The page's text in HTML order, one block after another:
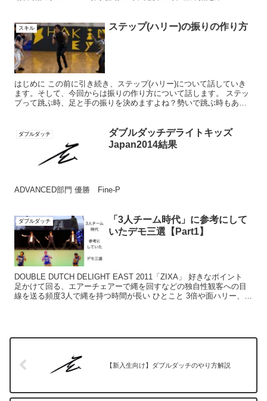
スキル ステップ(ハリー)の振りの作り方
はじめに この前に引き続き、ステップ(ハリー)について話していき
ます。そして、今回からは振りの作り方について話します。 ステッ
プって跳ぶ時、足と手の振りを決めますよね？勢いで跳ぶ時もあり
ダブルダッチ
ダブルダッチデライトキッズ
Japan2014結果
ADVANCED部門 優勝 Fine-P
ダブルダッチ
「3人チーム時代」に参考にして
いたデモ三選【Part1】
DOUBLE DUTCH DELIGHT EAST 2011「ZIXA」 好きなポイント
足かけて回る、エアーチェアーで縄を回すなどの独自性観客への目
線を送る頻度3人で縄を持つ時間が長い ひとこと 3倍や面ハリー、ア
【新入生向け】ダブルダッチのやり方解説